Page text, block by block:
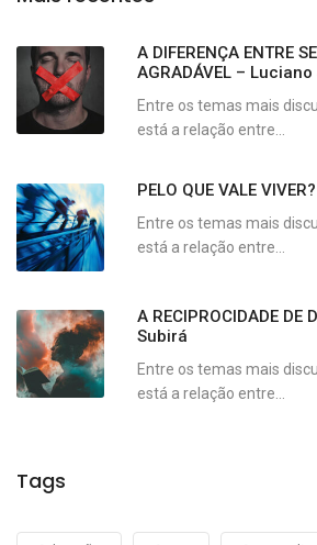
A DIFERENÇA ENTRE
AGRADÁVEL –
Entre os temas mais
está a relação entre...
PELO QUE VALE
Entre os temas mais
está a relação entre...
A RECIPROCIDADE DE
Subirá
Entre os temas mais
está a relação entre...
Tags